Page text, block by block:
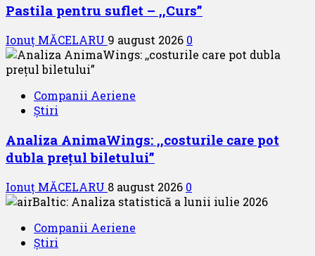
Pastila pentru suflet – ,,Curs”
Ionuț MĂCELARU 9 august 2026 0
Companii Aeriene
Știri
Analiza AnimaWings: ,,costurile care pot
dubla prețul biletului”
Ionuț MĂCELARU 8 august 2026 0
Companii Aeriene
Știri